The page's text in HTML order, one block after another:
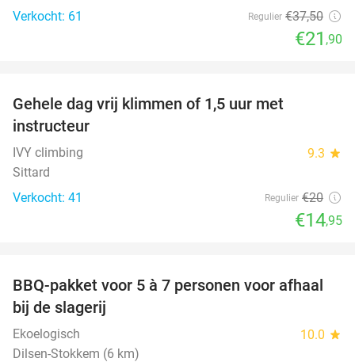
Verkocht: 61
Regulier €37,50
€21 ,90
Gehele dag vrij klimmen of 1,5 uur met
instructeur
IVY climbing 9.3 star
Sittard
Verkocht: 41
Regulier €20
€14,95
35%
BBQ-pakket voor 5 à 7 personen voor afhaal
bij de slagerij
Ekoelogisch 10.0 star
Dilsen-Stokkem (6 km)